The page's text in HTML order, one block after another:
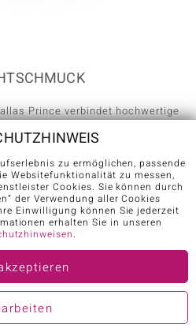
Prince verbindet hochwertige
im Bereich Schmuck. Verspielte
Türkis-Silberarmbänder
Topas-Silberohrringe – jedes
Design-Highlight. Egal,
bevorzugen, ob Ohrringe, Ring,
Anhänger, Sie finden Ihr neues
Prince im Online-Shop von
PRINCE
Jahren ist Dallas Prince der
zu ermöglichen, passende
Websitefunktionalität zu messen,
Cookies. Sie können durch
der Verwendung aller Cookies
Einwilligung können Sie jederzeit
erhalten Sie in unseren
.